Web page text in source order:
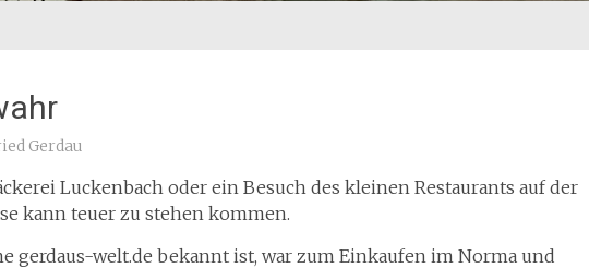
Gerdau
Luckenbach oder ein Besuch des kleinen Restaurants auf der
kann teuer zu stehen kommen.
gerdaus-welt.de bekannt ist, war zum Einkaufen im Norma und